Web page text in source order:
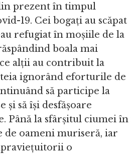
prezent în timpul
19. Cei bogați au scăpat
refugiat în moșiile de la
boala mai
alții au contribuit la
ignorând eforturile de
să participe la
și să își desfășoare
Până la sfârșitul ciumei în
de oameni muriseră, iar
o